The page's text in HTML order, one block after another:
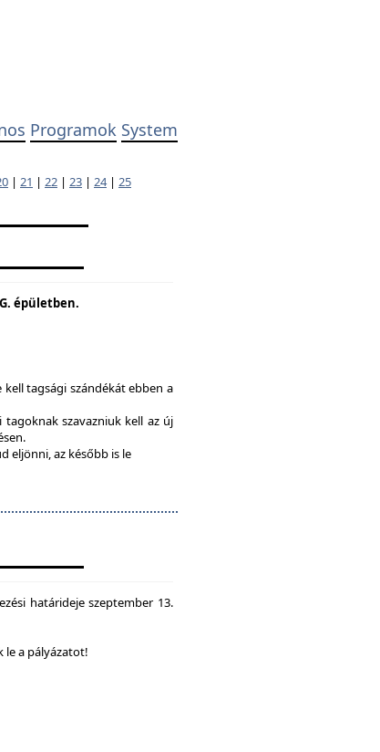
Programok System
| 21 | 22 | 23 | 24| 25
épületben.
tagsági szándékát ebben a
tagoknak szavazniuk kell az új
eljönni, az később is le
határideje szeptember 13.
le a pályázatot!